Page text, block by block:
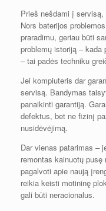
Prieš nešdami į
Nors baterijos
praradimu, geriau būti
problemų istoriją – kada
– tai padės techniku
Jei kompiuteris dar
servisą. Bandymas
panaikinti garantiją.
defektus, bet ne fizinį
nusidėvėjimą.
Dar vienas patarimas –
remontas kainuotų
pagalvoti apie naują
reikia keisti motininę
gali būti neracionalus.